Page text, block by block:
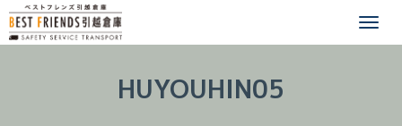
【引越し,単身,安い,格安,
HUYOUHIN05